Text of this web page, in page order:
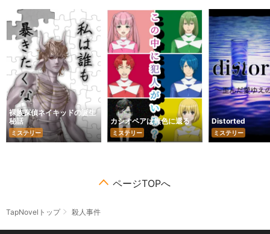
裸族探偵ネイキッドの誕生
秘話
ミステリー
カシオペアは無色に還る
ミステリー
Distorted
ミステリー
ページTOPへ
TapNovelトップ 殺人事件